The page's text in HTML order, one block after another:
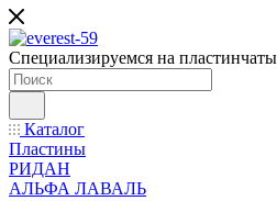
Специализируемся на
Каталог
Пластины
РИДАН
АЛЬФА ЛАВАЛЬ